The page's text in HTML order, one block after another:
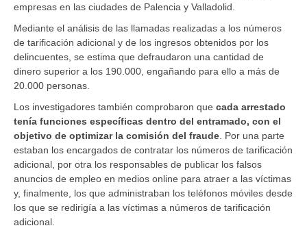
empresas en las ciudades de Palencia y Valladolid.
Mediante el análisis de las llamadas realizadas a los números
de tarificación adicional y de los ingresos obtenidos por los
delincuentes, se estima que defraudaron una cantidad de
dinero superior a los 190.000, engañando para ello a más de
20.000 personas.
Los investigadores también comprobaron que cada arrestado
tenía funciones específicas dentro del entramado, con el
objetivo de optimizar la comisión del fraude . Por una parte
estaban los encargados de contratar los números de tarificación
adicional, por otra los responsables de publicar los falsos
anuncios de empleo en medios online para atraer a las víctimas
y, finalmente, los que administraban los teléfonos móviles desde
los que se redirigía a las víctimas a números de tarificación
adicional.